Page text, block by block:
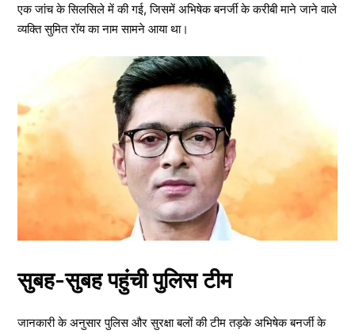
एक जांच के सिलसिले में की गई, जिसमें अभिषेक बनर्जी के करीबी माने जाने वाले
व्यक्ति सुमित रॉय का नाम सामने आया था।
सुबह-सुबह पहुंची पुलिस टीम
जानकारी के अनुसार पुलिस और सुरक्षा बलों की टीम तड़के अभिषेक बनर्जी के